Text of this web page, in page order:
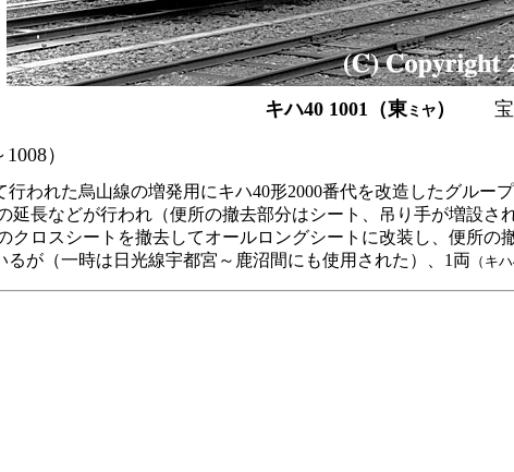
キハ40 1001（東ミヤ） 宝積
）
われた烏山線の増発用にキハ40形2000番代を改造したグルー
延長などが行われ（便所の撤去部分はシート、吊り手が増設
クロスシートを撤去してオールロングシートに改装し、便所
が（一時は日光線宇都宮～鹿沼間にも使用された）、1両 （キ